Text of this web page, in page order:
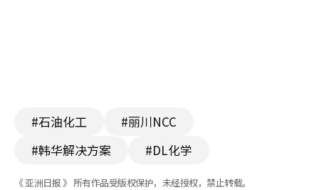
#石油化工
#丽川NCC
#韩华解决方案
#DL化学
《 亚洲日报 》 所有作品受版权保护，未经授权，禁止转载。